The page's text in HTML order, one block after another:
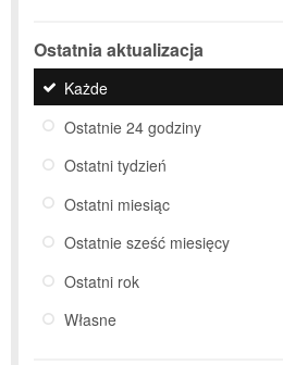
Ostatnia aktualizacja
Każde
Ostatnie 24 godziny
Ostatni tydzień
Ostatni miesiąc
Ostatnie sześć miesięcy
Ostatni rok
Własne